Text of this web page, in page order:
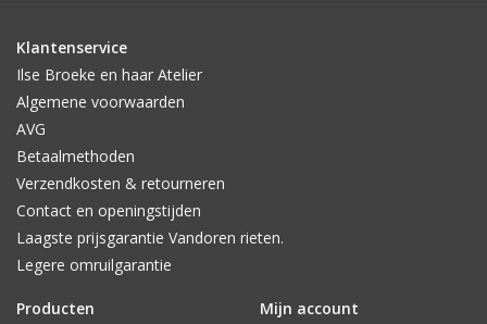
Klantenservice
Ilse Broeke en haar Atelier
Algemene voorwaarden
AVG
Betaalmethoden
Verzendkosten & retourneren
Contact en openingstijden
Laagste prijsgarantie Vandoren rieten.
Legere omruilgarantie
Producten
Mijn account